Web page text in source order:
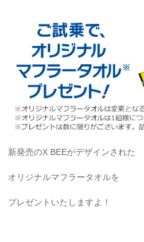
新発売のX BEEがデザインされた
オリジナルマフラータオルを
プレゼントいたしますよ！